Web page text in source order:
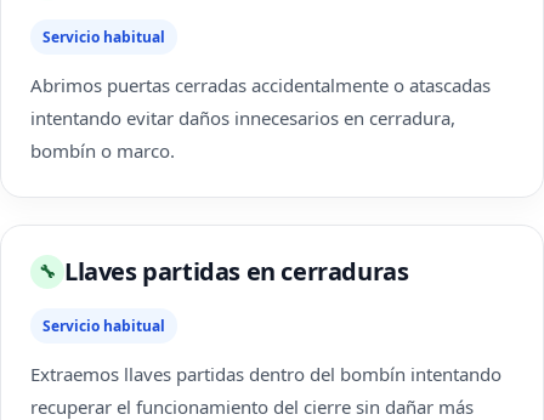
Servicio habitual
Abrimos puertas cerradas accidentalmente o atascadas
intentando evitar daños innecesarios en cerradura,
bombín o marco.
🔧 Llaves partidas en cerraduras
Servicio habitual
Extraemos llaves partidas dentro del bombín intentando
recuperar el funcionamiento del cierre sin dañar más